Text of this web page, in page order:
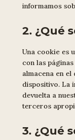
informamos
2. ¿Qué
Una cookie es
con las
almacena en
dispositivo. La
devuelta a
terceros
3. ¿Qué